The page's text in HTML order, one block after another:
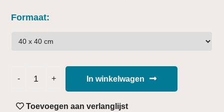
Formaat
In winkelwagen
Toevoegen aan verlanglijst